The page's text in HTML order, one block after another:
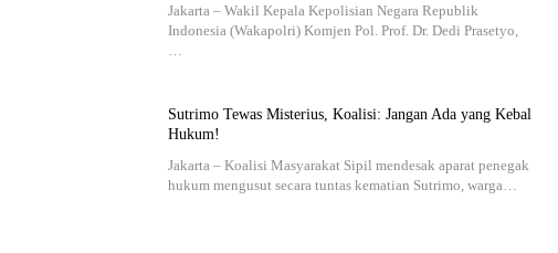
Jakarta – Wakil Kepala Kepolisian Negara Republik
Indonesia (Wakapolri) Komjen Pol. Prof. Dr. Dedi Prasetyo,
Sutrimo Tewas Misterius, Koalisi: Jangan Ada yang Kebal
Hukum!
Jakarta – Koalisi Masyarakat Sipil mendesak aparat penegak
hukum mengusut secara tuntas kematian Sutrimo, warga…